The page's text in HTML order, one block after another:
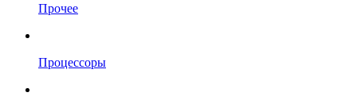
Прочее
Процессоры